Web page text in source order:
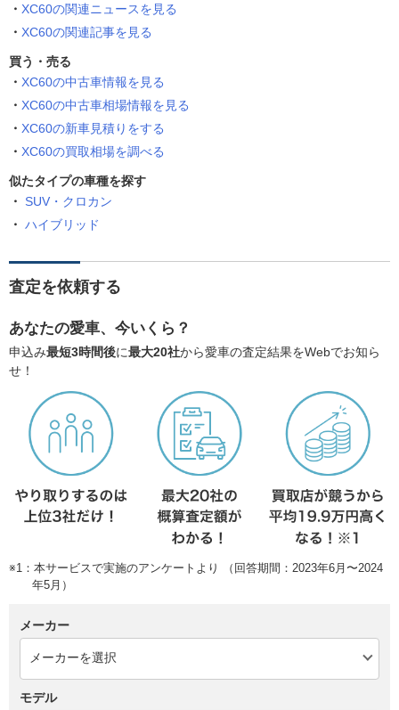
XC60の関連ニュースを見る
XC60の関連記事を見る
買う・売る
XC60の中古車情報を見る
XC60の中古車相場情報を見る
XC60の新車見積りをする
XC60の買取相場を調べる
似たタイプの車種を探す
SUV・クロカン
ハイブリッド
査定を依頼する
あなたの愛車、今いくら？
申込み最短3時間後に最大20社から愛車の査定結果をWebでお知ら
せ！
※1：本サービスで実施のアンケートより （回答期間：2023年6月〜2024
年5月）
メーカー
モデル